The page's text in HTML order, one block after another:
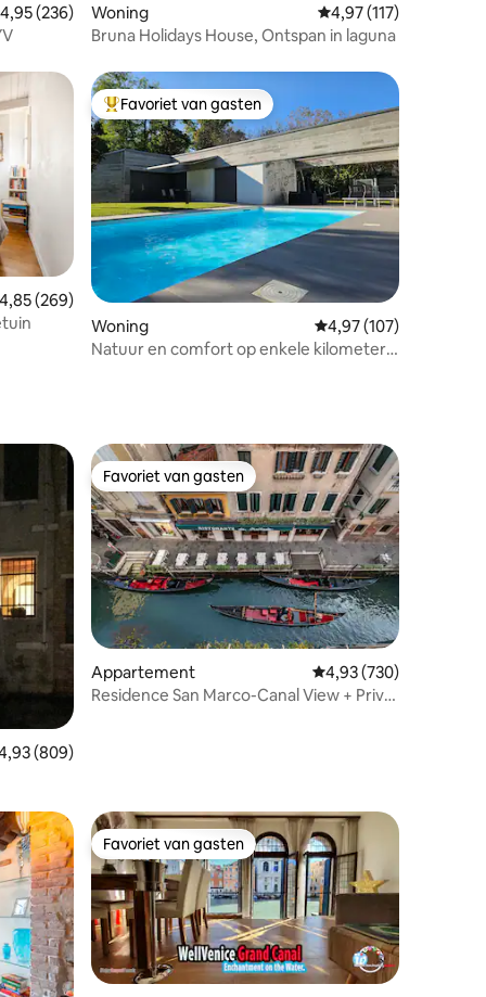
beoordeling van 4,95 op 5, 236 recensies
4,95 (236)
Woning Gemiddelde
4,97 (117)
Bruna Holidays House, Ontspan in laguna
beoordeling van 4,85 op 5, 269 recensies
4,85 (269)
Topfavoriet van gasten
Favoriet van gasten
Woning Gemiddelde
4,97 (107)
Natuur en comfort op enkele kilometers
beoordeling van 4,93 op 5, 809 recensies
(809)
Favoriet van gasten
Favoriet van gasten
Appartement Gemiddelde
4,93 (730)
Residence San Marco-Canal View + Privé
Favoriet van gasten
Favoriet van gasten